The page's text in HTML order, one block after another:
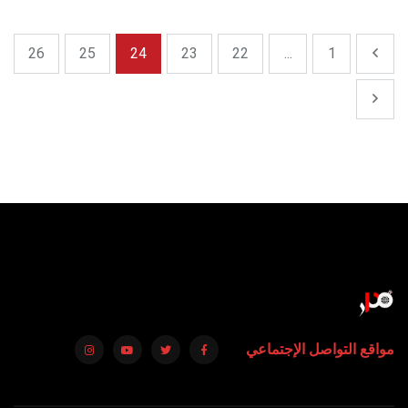
1
...
22
23
24
25
26
مواقع التواصل الإجتماعي